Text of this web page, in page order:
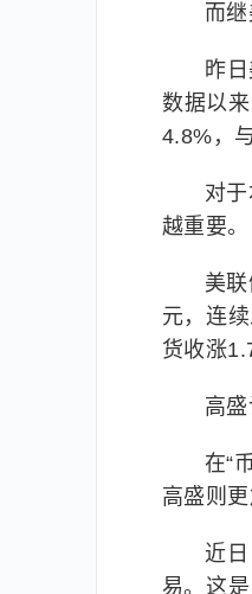
而
昨
数据以
4.8%，
对
越重要。
美
元，连
货收涨
高
在“
高盛则
近
易。这